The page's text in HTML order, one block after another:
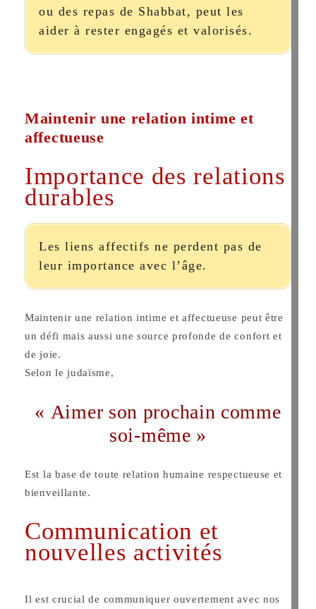
ou des repas de Shabbat, peut les
aider à rester engagés et valorisés.
Maintenir une relation intime et
affectueuse
Importance des relations
durables
Les liens affectifs ne perdent pas de
leur importance avec l’âge.
Maintenir une relation intime et affectueuse peut être
un défi mais aussi une source profonde de confort et
de joie.
Selon le judaïsme,
« Aimer son prochain comme
soi-même »
Est la base de toute relation humaine respectueuse et
bienveillante.
Communication et
nouvelles activités
Il est crucial de communiquer ouvertement avec nos